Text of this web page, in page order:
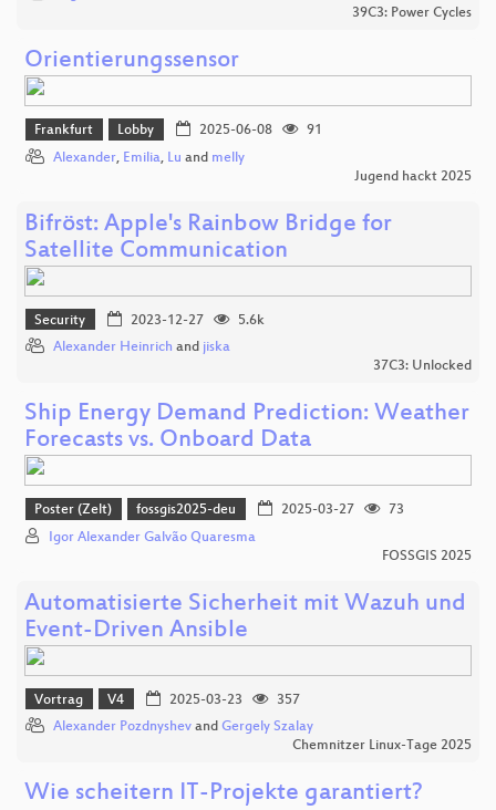
39C3: Power Cycles
Orientierungssensor
Frankfurt Lobby 2025-06-08
91
Alexander, Emilia, Lu and melly
Jugend hackt 2025
Bifröst: Apple's Rainbow Bridge for
Satellite Communication
Security 2023-12-27
5.6k
Alexander Heinrich and jiska
37C3: Unlocked
Ship Energy Demand Prediction: Weather
Forecasts vs. Onboard Data
Poster (Zelt) fossgis2025-deu 2025-03-27
73
Igor Alexander Galvão Quaresma
FOSSGIS 2025
Automatisierte Sicherheit mit Wazuh und
Event-Driven Ansible
Vortrag V4 2025-03-23
357
Alexander Pozdnyshev and Gergely Szalay
Chemnitzer Linux-Tage 2025
Wie scheitern IT-Projekte garantiert?